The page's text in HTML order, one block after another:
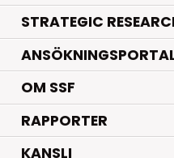
STRATEGIC
OM SSF
RAPPORTER
KANSLI